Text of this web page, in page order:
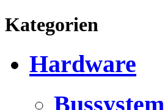
Kategorien
Hardware
Bussystem